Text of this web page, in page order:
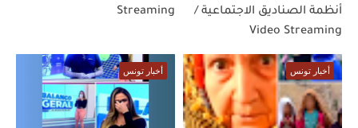
أنظمة الصناديق الاجتماعية /
Video Streaming
Streaming
أخبار تونس أخبار تونس